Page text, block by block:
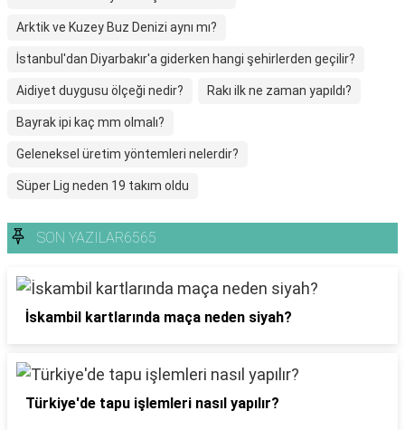
Arktik ve Kuzey Buz Denizi aynı mı?
İstanbul'dan Diyarbakır'a giderken hangi şehirlerden geçilir?
Aidiyet duygusu ölçeği nedir? Rakı ilk ne zaman yapıldı?
Bayrak ipi kaç mm olmalı?
Geleneksel üretim yöntemleri nelerdir?
Süper Lig neden 19 takım oldu
SON YAZILAR6565
İskambil kartlarında maça neden siyah?
Türkiye'de tapu işlemleri nasıl yapılır?